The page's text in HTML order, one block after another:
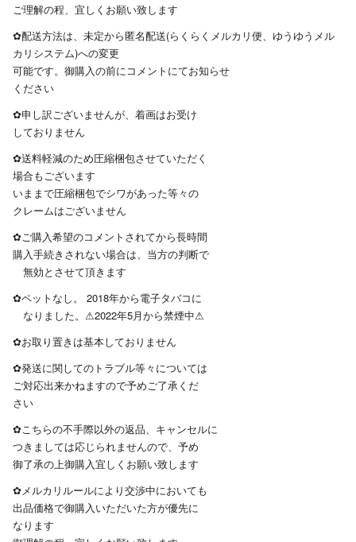
ご理解の程、宜しくお願い致します
✿配送方法は、未定から匿名配送(らくらくメルカリ便、ゆうゆうメル
カリシステム)への変更
可能です。御購入の前にコメントにてお知らせ
ください
✿申し訳ございませんが、着画はお受け
しておりません
✿送料軽減のため圧縮梱包させていただく
場合もございます
いままで圧縮梱包でシワがあった等々の
クレームはございません
✿ご購入希望のコメントされてから長時間
購入手続きされない場合は、当方の判断で
無効とさせて頂きます
✿ペットなし。 2018年から電子タバコに
なりました。⚠2022年5月から禁煙中⚠
✿お取り置きは基本しておりません
✿発送に関してのトラブル等々については
ご対応出来かねますので予めご了承くだ
さい
✿こちらの不手際以外の返品、キャンセルに
つきましては応じられませんので、予め
御了承の上御購入宜しくお願い致します
✿メルカリルールにより交渉中においても
出品価格で御購入いただいた方が優先に
なります